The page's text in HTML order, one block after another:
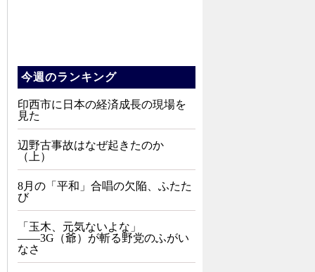
今週のランキング
印西市に日本の経済成長の現場を
見た
辺野古事故はなぜ起きたのか
（上）
8月の「平和」合唱の欠陥、ふたた
び
「玉木、元気ないよな」
――3G（爺）が斬る野党のふがい
なさ